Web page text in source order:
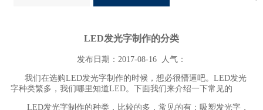
LED发光字制作的分类
发布日期：2017-08-16 人气：
我们在选购LED发光字制作的时候，想必很懵逼吧。 LED发光
字种类繁多，我们哪里知道LED。下面我们来介绍一下常见的
LED发光字制作的种类，比较的多，常见的有：吸塑发光字，